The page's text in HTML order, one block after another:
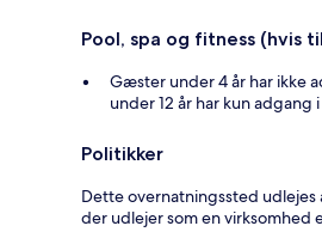
Pool, spa og fitness (hvis
Gæster under 4 år har ikke
under 12 år har kun adgang
Politikker
Dette overnatningssted
der udlejer som en virksomhed